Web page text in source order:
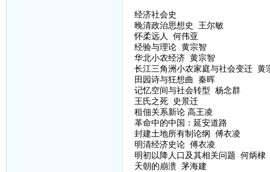
经济社会史
晚清政治思想史 王尔敏
怀柔远人 何伟亚
经验与理论 黄宗智
华北小农经济 黄宗智
长江三角洲小农家庭与社会变迁 黄
田园诗与狂想曲 秦晖
记忆空间与社会转型 杨念群
王氏之死 史景迁
租佃关系新论 高王凌
革命中的中国：延安道路
封建土地所有制论纲 傅衣凌
明清经济史论 傅衣凌
明初以降人口及其相关问题 何炳棣
天朝的崩溃 茅海建